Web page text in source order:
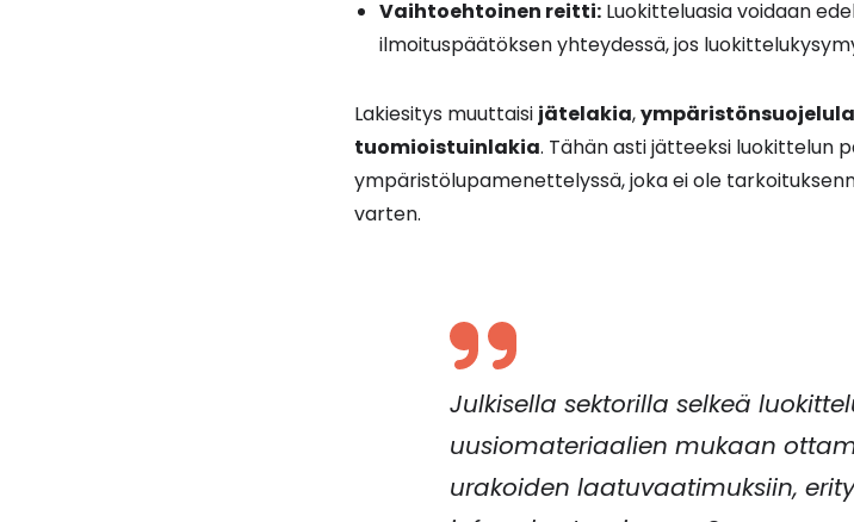
Vaihtoehtoinen reitti:Luokitteluasia voidaan
ilmoituspäätöksen yhteydessä, jos
Lakiesitys muuttaisi jätelakia,
tuomioistuinlakia. Tähän asti jätteeksi luokittelun
ympäristölupamenettelyssä, joka ei ole
varten.
Julkisella sektorilla selkeä
uusiomateriaalien mukaan
urakoiden laatuvaatimuksiin,